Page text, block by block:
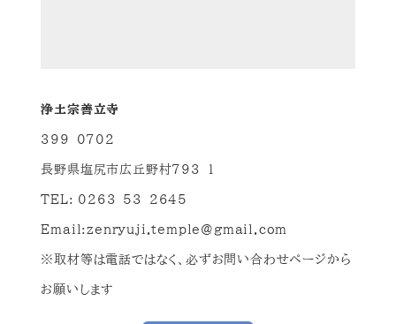
浄土宗善立寺
399-0702
長野県塩尻市広丘野村793-1
TEL: 0263-53-2645
Email:zenryuji.temple@gmail.com
※取材等は電話ではなく、必ずお問い合わせページから
お願いします